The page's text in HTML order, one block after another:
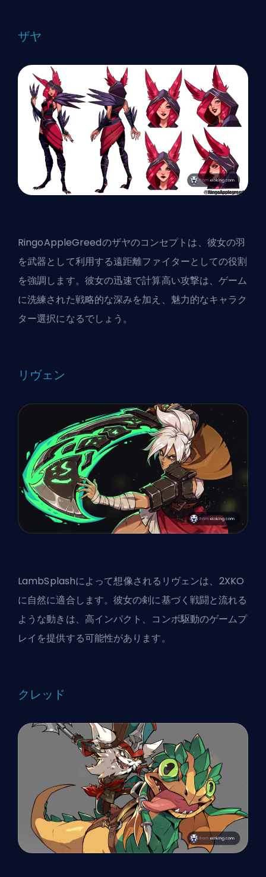
ザヤ
RingoAppleGreedのザヤのコンセプトは、彼女の羽
を武器として利用する遠距離ファイターとしての役割
を強調します。彼女の迅速で計算高い攻撃は、ゲーム
に洗練された戦略的な深みを加え、魅力的なキャラク
ター選択になるでしょう。
リヴェン
LambSplashによって想像されるリヴェンは、2XKO
に自然に適合します。彼女の剣に基づく戦闘と流れる
ような動きは、高インパクト、コンボ駆動のゲームプ
レイを提供する可能性があります。
クレッド